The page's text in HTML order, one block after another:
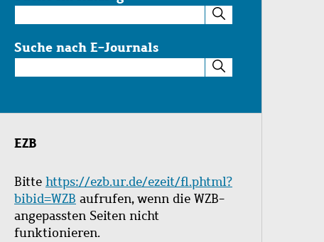
im
Katalog
Suche nach E-Journals
nach
Journals
EZB
Bitte https://ezb.ur.de/ezeit/fl.phtml?
bibid=WZB aufrufen, wenn die WZB-
angepassten Seiten nicht
funktionieren.